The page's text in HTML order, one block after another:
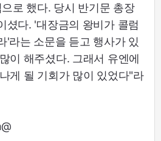
로 했다. 당시 반기문 총장
셨다. '대장금의 왕비가 콜럼
'라는 소문을 듣고 행사가 있
이 해주셨다. 그래서 유엔에
게 될 기회가 많이 있었다"라